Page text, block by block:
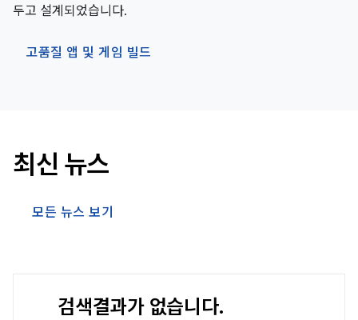
두고 설계되었습니다.
고품질 앱 및 게임 빌드
최신 뉴스
모든 뉴스 보기
검색결과가 없습니다.